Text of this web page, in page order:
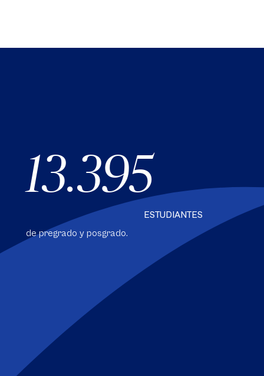
13.395
ESTUDIANTES
de pregrado y posgrado.